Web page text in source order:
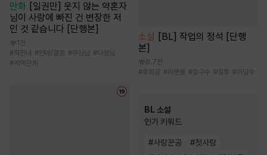
만화
[일권만] 웃지 않는 약혼자
님이 사랑에 빠진 건 변장한 저
인 것 같습니다 [단행본]
1천
#직진녀 #연애/결혼 #무심남 #다정남
# 계약관계
소설 [BL] 작업의 정석 [단행
본]
8.7천
#후회공 #리맨물 #호구수 #질투 #허당수
BL 소설
인기 키워드
#사랑꾼공 #첫사랑